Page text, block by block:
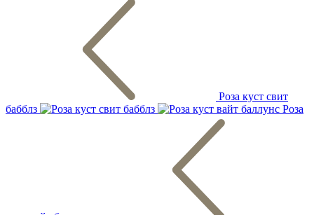
Роза куст свит
бабблз
Роза